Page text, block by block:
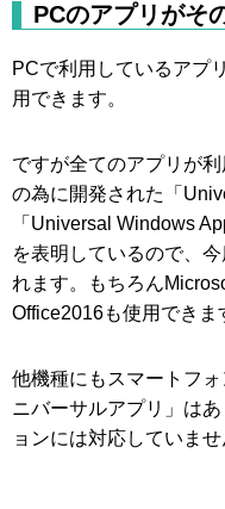
PCのアプリがそ
PCで利用しているアプ
用できます。
ですが全てのアプリが
の為に開発された「
「Universal Windows
を表明しているので、
れます。もちろん
Office2016も使用できま
他機種にもスマートフ
ニバーサルアプリ」は
ョンには対応していませ